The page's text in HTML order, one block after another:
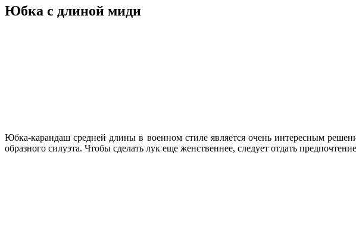
Юбка с длиной миди
Юбка-карандаш средней длины в военном стиле является очень интересным
образного силуэта. Чтобы сделать лук еще женственнее, следует отдать